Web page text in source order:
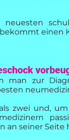
einen
man zur
zwei und,
an seiner Seite